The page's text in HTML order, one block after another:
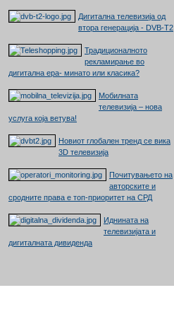
Дигитална телевизија од
втора генерација - DVB-T2
Традиционалното
рекламирање во
дигитална ера- минато или класика?
Мобилната
телевизија – нова
услуга која ветува!
Новиот глобален тренд се вика
3D телевизија
Почитувањето на
авторските и
сродните права е топ-приоритет на СРД
Иднината на
телевизијата и
дигиталната дивиденда